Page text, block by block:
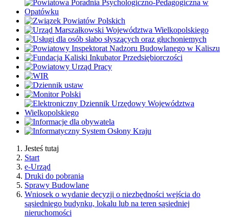
Jesteś tutaj
Start
e-Urząd
Druki do pobrania
Sprawy Budowlane
Wniosek o wydanie decyzji o niezbędności wejścia do
sąsiedniego budynku, lokalu lub na teren sąsiedniej
nieruchomości